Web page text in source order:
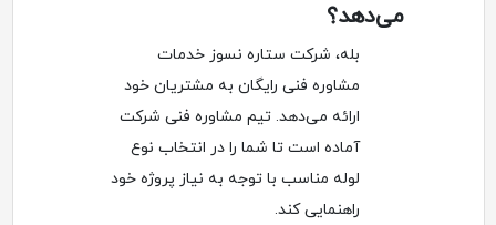
می‌دهد؟
بله، شرکت ستاره نسوز خدمات
مشاوره فنی رایگان به مشتریان خود
ارائه می‌دهد. تیم مشاوره فنی شرکت
آماده است تا شما را در انتخاب نوع
لوله مناسب با توجه به نیاز پروژه خود
راهنمایی کند.